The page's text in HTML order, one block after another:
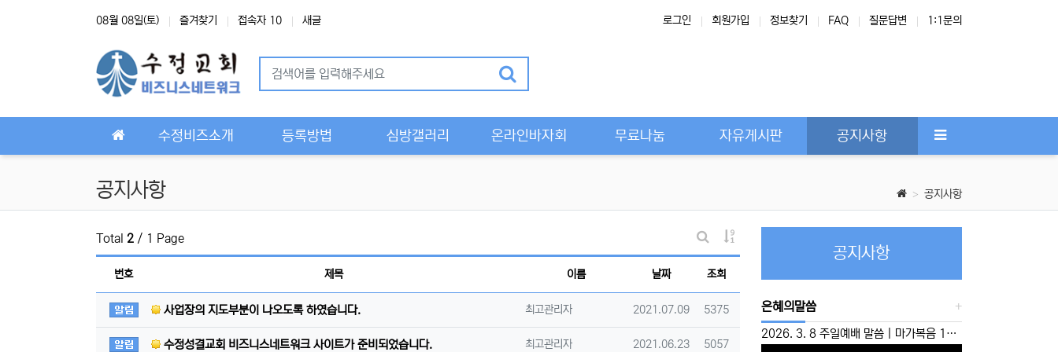
08월 08일(토) 즐겨찾기 접속자 10 새글 로그인 회원가입 정보찾기 FAQ 질문답변 1:1문의
수정비즈소개 등록방법 심방갤러리 온라인바자회 무료나눔 자유게시판 공지사항
공지사항 공지사항
Total 2 / 1 Page
게시판 검색
게시물 정렬
번호 제목 이름 날짜 조회
공지사항사업장의 지도부분이 나오도록 하였습니다. 등록자
최고관리자 등록일
2021.07.09 조회
5375
공지사항수정성결교회 비즈니스네트워크 사이트가 준비되었습니다. 등록자
최고관리자 등록일
2021.06.23 조회
5057
공지사항
은혜의말씀
2026. 3. 8 주일예배 말씀 | 마가복음 10:46-52 | ‘운명을 뛰어 넘으라’ 이성준 담임목사